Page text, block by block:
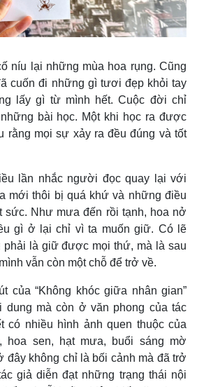
níu lại những mùa hoa rụng. Cũng
cuốn đi những gì tươi đẹp khỏi tay
lấy gì từ mình hết. Cuộc đời chỉ
bài học. Một khi học ra được
rằng mọi sự xảy ra đều đúng và tốt
lần nhắc người đọc quay lại với
mới thôi bị quá khứ và những điều
sức. Như mưa đến rồi tạnh, hoa nở
gì ở lại chỉ vì ta muốn giữ. Có lẽ
phải là giữ được mọi thứ, mà là sau
vẫn còn một chỗ để trở về.
của “Không khóc giữa nhân gian”
dung mà còn ở văn phong của tác
có nhiều hình ảnh quen thuộc của
hoa sen, hạt mưa, buổi sáng mờ
đây không chỉ là bối cảnh mà đã trở
giả diễn đạt những trạng thái nội